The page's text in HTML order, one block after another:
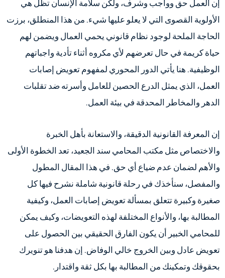
إن العمل حق وواجب وشرف، ولكن سلامة الإنسان تظل هي
الأولوية القصوى التي لا يعلو عليها شيء. من هذا المنطلق، برزت
الحاجة الملحة لوجود نظام قانوني يحمي العمال ويضمن لهم
حياة كريمة في حال تعرضهم لأي مكروه أثناء تأدية واجباتهم
الوظيفية. هنا يأتي الدور المحوري لمفهوم تعويض إصابات
العمل، الذي يمثل الدرع الحصين للعامل وأسرته ضد تقلبات
الدهر والمخاطر المحدقة في بيئة العمل.
إن المعرفة القانونية الدقيقة، والاستعانة بأهل الخبرة
والاختصاص مثل مكتب المحامي سند الجعيد، تعد الخطوة الأولى
والأهم لضمان عدم ضياع أي حق. في هذا المقال المطول
والمفصل، سنأخذك في رحلة قانونية شاملة نشرح فيها كل
صغيرة وكبيرة تتعلق بمسألة تعويض إصابات العمل، وكيفية
المطالبة بها، والأنواع المختلفة لهذه التعويضات، وكيف يمكن
للمحامي الخبير أن يكون الفارق الحقيقي بين الحصول على
تعويض عادل وبين الخروج خالي الوفاض. إن هدفنا هو تنويرك
بحقوقك وتمكينك من المطالبة بها بكل ثقة واقتدار.